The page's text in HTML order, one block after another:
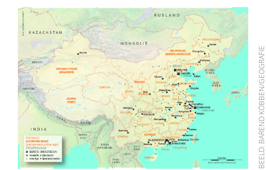
BEELD: BAREND KÖBBEN/GEOGRAFIE